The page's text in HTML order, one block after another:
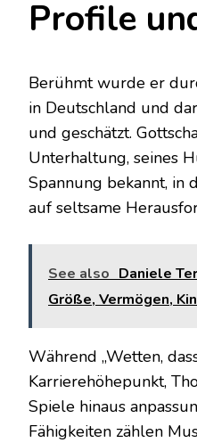
Profile
Berühmt wurde er
in Deutschland und
und geschätzt.
Unterhaltung, seines
Spannung bekannt, in
auf seltsame
See also Daniele
Größe, Vermögen,
Während „Wetten,
Karrierehöhepunkt,
Spiele hinaus
Fähigkeiten zählen